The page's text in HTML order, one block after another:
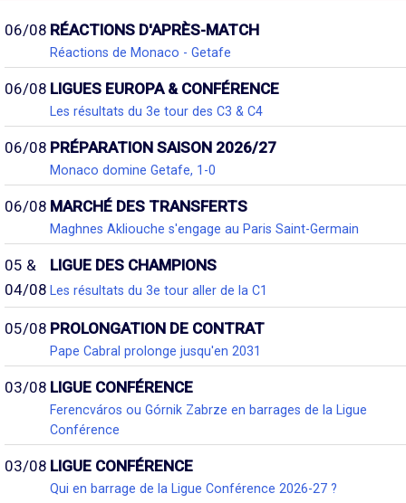
06/08 RÉACTIONS D'APRÈS-MATCH
Réactions de Monaco - Getafe
06/08 LIGUES EUROPA & CONFÉRENCE
Les résultats du 3e tour des C3 & C4
06/08 PRÉPARATION SAISON 2026/27
Monaco domine Getafe, 1-0
06/08 MARCHÉ DES TRANSFERTS
Maghnes Akliouche s'engage au Paris Saint-Germain
05 &
04/08
LIGUE DES CHAMPIONS
Les résultats du 3e tour aller de la C1
05/08 PROLONGATION DE CONTRAT
Pape Cabral prolonge jusqu'en 2031
03/08 LIGUE CONFÉRENCE
Ferencváros ou Górnik Zabrze en barrages de la Ligue
Conférence
03/08 LIGUE CONFÉRENCE
Qui en barrage de la Ligue Conférence 2026-27 ?